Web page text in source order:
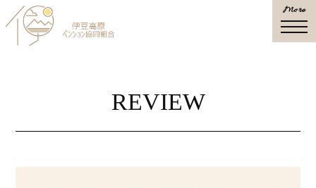
More
REVIEW